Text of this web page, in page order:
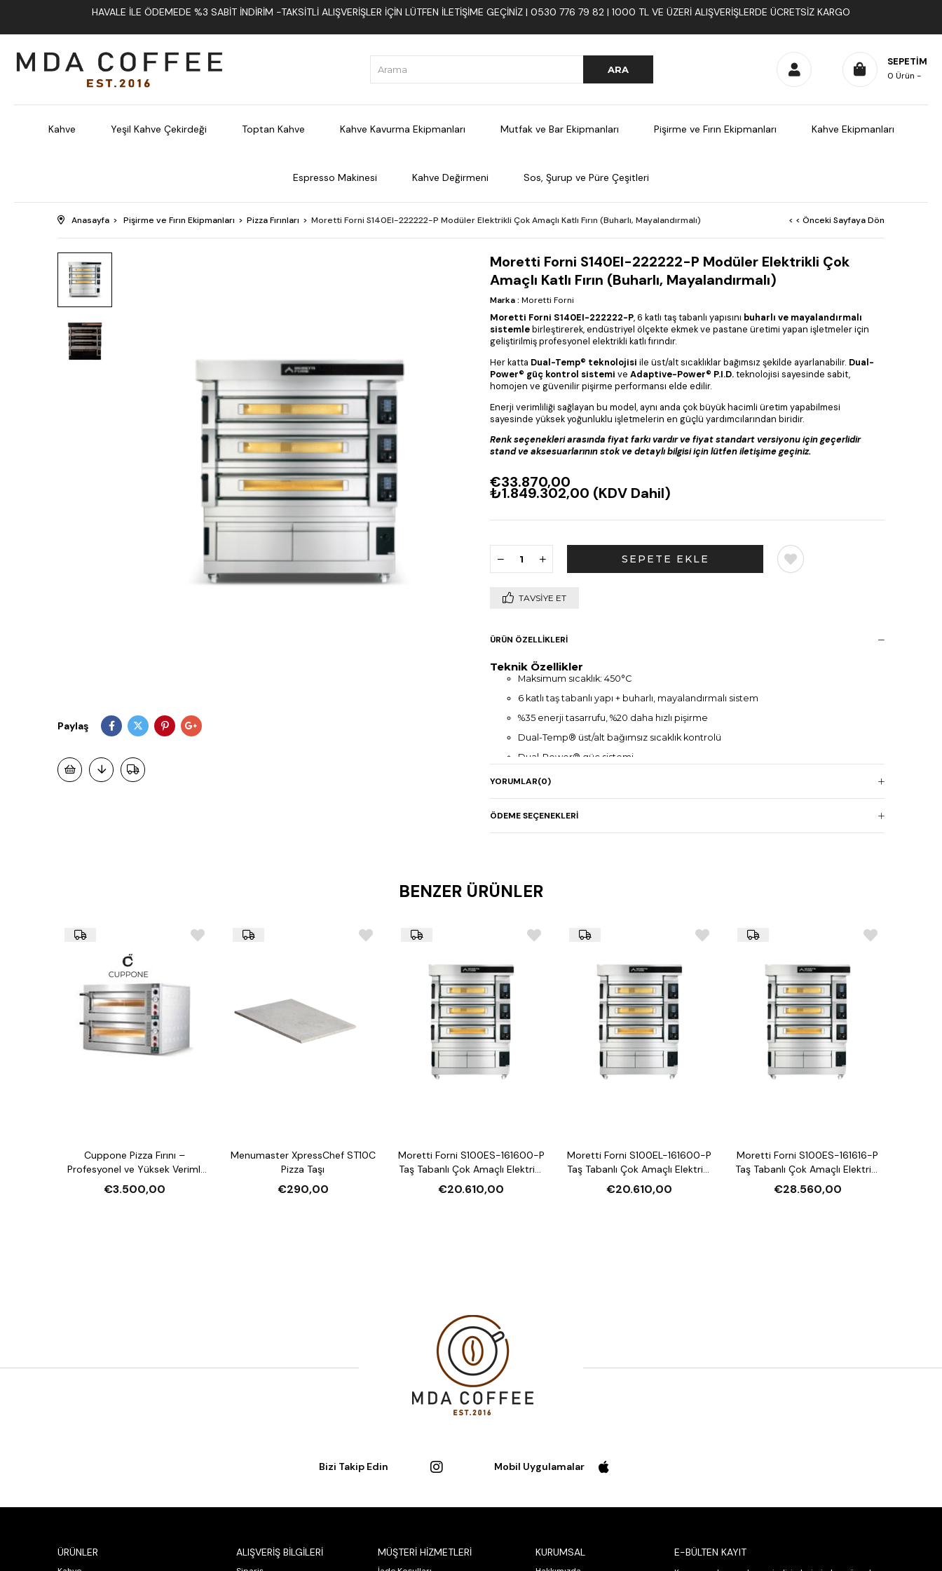
HAVALE İLE ÖDEMEDE %3 SABIT İNDIRIM -TAKSITLI ALIŞVERIŞLER İÇIN LÜTFEN ILETIŞIME GEÇINIZ | 0530 776 79 82 | 1000 TL VE ÜZERI ALIŞVERIŞLERDE ÜCRETSIZ KARGO
SEPETIM
0 Ürün
Kahve Yeşil Kahve Çekirdeği Toptan Kahve Kahve Kavurma Ekipmanları Mutfak ve Bar Ekipmanları Pişirme ve Fırın Ekipmanları Kahve Ekipmanları
Espresso Makinesi Kahve Değirmeni Sos, Şurup ve Püre Çeşitleri
Anasayfa Pişirme ve Fırın Ekipmanları Pizza Fırınları Moretti Forni S140EI-222222-P Modüler Elektrikli Çok Amaçlı Katlı Fırın (Buharlı, Mayalandırmalı) < < Önceki Sayfaya Dön
Paylaş
Moretti Forni S140EI-222222-P Modüler Elektrikli Çok
Amaçlı Katlı Fırın (Buharlı, Mayalandırmalı)
Marka: Moretti Forni
Moretti Forni S140EI-222222-P, 6 katlı taş tabanlı yapısını buharlı ve mayalandırmalı
sistemlebirleştirerek, endüstriyel ölçekte ekmek ve pastane üretimi yapan işletmeler için
geliştirilmiş profesyonel elektrikli katlı fırındır.
Her katta Dual-Temp® teknolojisi ile üst/alt sıcaklıklar bağımsız şekilde ayarlanabilir. Dual-
Power® güç kontrol sistemi ve Adaptive-Power® P.I.D.teknolojisi sayesinde sabit,
homojen ve güvenilir pişirme performansı elde edilir.
Enerji verimliliği sağlayan bu model, aynı anda çok büyük hacimli üretim yapabilmesi
sayesinde yüksek yoğunluklu işletmelerin en güçlü yardımcılarından biridir.
Renk seçenekleri arasında fiyat farkı vardır ve fiyat standart versiyonu için geçerlidir
stand ve aksesuarlarının stok ve detaylı bilgisi için lütfen iletişime geçiniz.
€33.870,00
₺1.849.302,00 (KDV Dahil)
TAVSIYE ET
ÜRÜN ÖZELLIKLERI
Teknik Özellikler
Maksimum sıcaklık: 450°C
6 katlı taş tabanlı yapı + buharlı, mayalandırmalı sistem
%35 enerji tasarrufu, %20 daha hızlı pişirme
Dual-Temp® üst/alt bağımsız sıcaklık kontrolü
Dual-Power® güç sistemi
Adaptive-Power® P.I.D. enerji düzenleme
2 prob ile sıcaklık takibi
5’’ çok dilli TFT ekran
100 programlanabilir hafıza
Delta-Power™ ön/arka güç dengesi
SmartBaking uygulaması ile uzaktan kontrol
Boyut: 1815 x 1575 x 2580 mm
Güç: 1,5 kW 220/230V 1N
YORUMLAR(0)
ÖDEME SEÇENEKLERI
BENZER ÜRÜNLER
Cuppone Pizza Fırını –
Profesyonel ve Yüksek Verimli
Pizza Fırını
€3.500,00
Menumaster XpressChef ST10C
Pizza Taşı
€290,00
Moretti Forni S100ES-161600-P
Taş Tabanlı Çok Amaçlı Elektrikli
Katlı Fırın (Buharlı,
Mayalandırmalı)
€20.610,00
Moretti Forni S100EL-161600-P
Taş Tabanlı Çok Amaçlı Elektrikli
Katlı Fırın (Buharlı,
Mayalandırmalı)
€20.610,00
Moretti Forni S100ES-161616-P
Taş Tabanlı Çok Amaçlı Elektrikli
Katlı Fırın (Buharlı,
Mayalandırmalı)
€28.560,00
Bizi Takip Edin Mobil Uygulamalar
ÜRÜNLER ALIŞVERİŞ BİLGİLERİ MÜŞTERİ HİZMETLERİ KURUMSAL E-BÜLTEN KAYIT